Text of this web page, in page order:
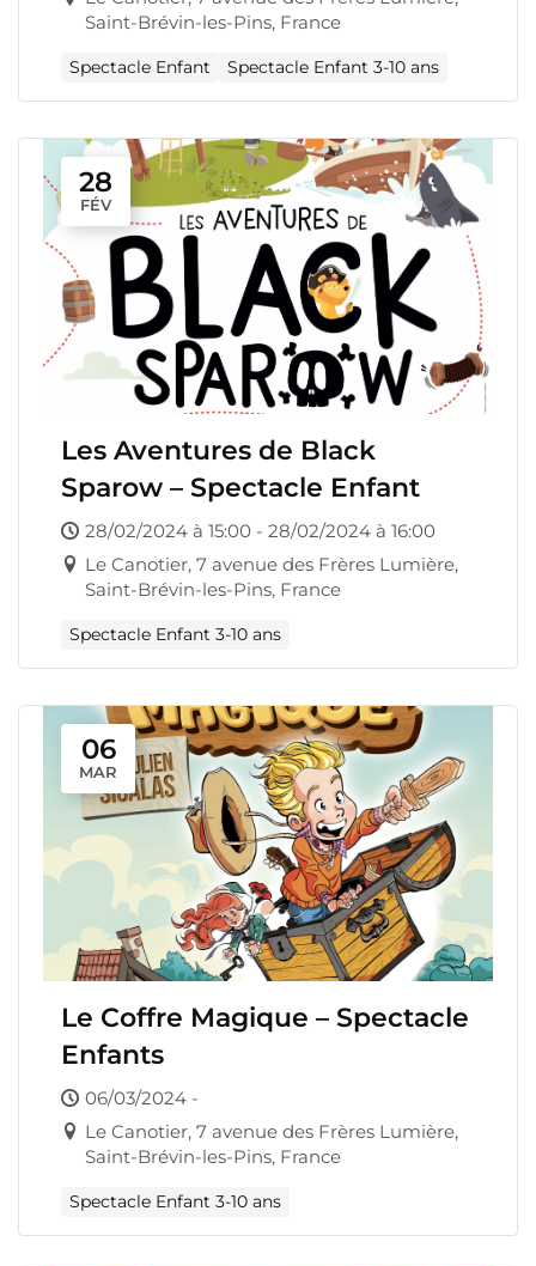
Saint-Brévin-les-Pins, France
Spectacle Enfant Spectacle Enfant 3-10 ans
28
FÉV
Les Aventures de Black
Sparow – Spectacle Enfant
28/02/2024 à 15:00 - 28/02/2024 à 16:00
Le Canotier, 7 avenue des Frères Lumière,
Saint-Brévin-les-Pins, France
Spectacle Enfant 3-10 ans
06
MAR
Le Coffre Magique – Spectacle
Enfants
06/03/2024 -
Le Canotier, 7 avenue des Frères Lumière,
Saint-Brévin-les-Pins, France
Spectacle Enfant 3-10 ans